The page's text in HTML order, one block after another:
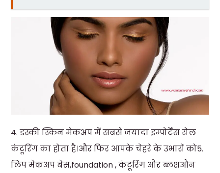
4. डस्की स्किन मेकअप में सबसे जयादा इम्पोर्टेंस रोल
कंटूरिंग का होता है।और फिर आपके चेहरे के उभारों को5.
लिप मेकअप बेस,foundation , कंटूरिंग और ब्लशऔन